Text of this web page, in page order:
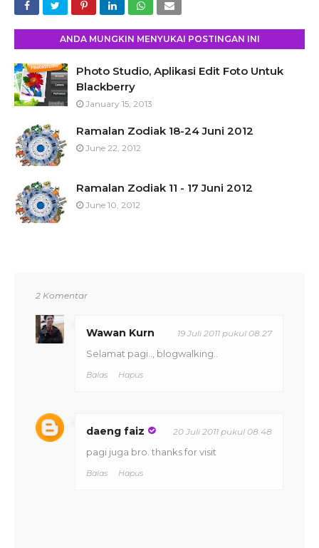
ANDA MUNGKIN MENYUKAI POSTINGAN INI
Photo Studio, Aplikasi Edit Foto Untuk
Blackberry
January 15, 2013
Ramalan Zodiak 18-24 Juni 2012
June 22, 2012
Ramalan Zodiak 11 - 17 Juni 2012
June 10, 2012
2 Komentar
Wawan Kurn 19 Juli 2011 pukul 08.27
Selamat pagi.., blogwalking..
Balas Hapus
daeng faiz 20 Juli 2011 pukul 08.48
pagi juga bro. thanks for visit
Balas Hapus